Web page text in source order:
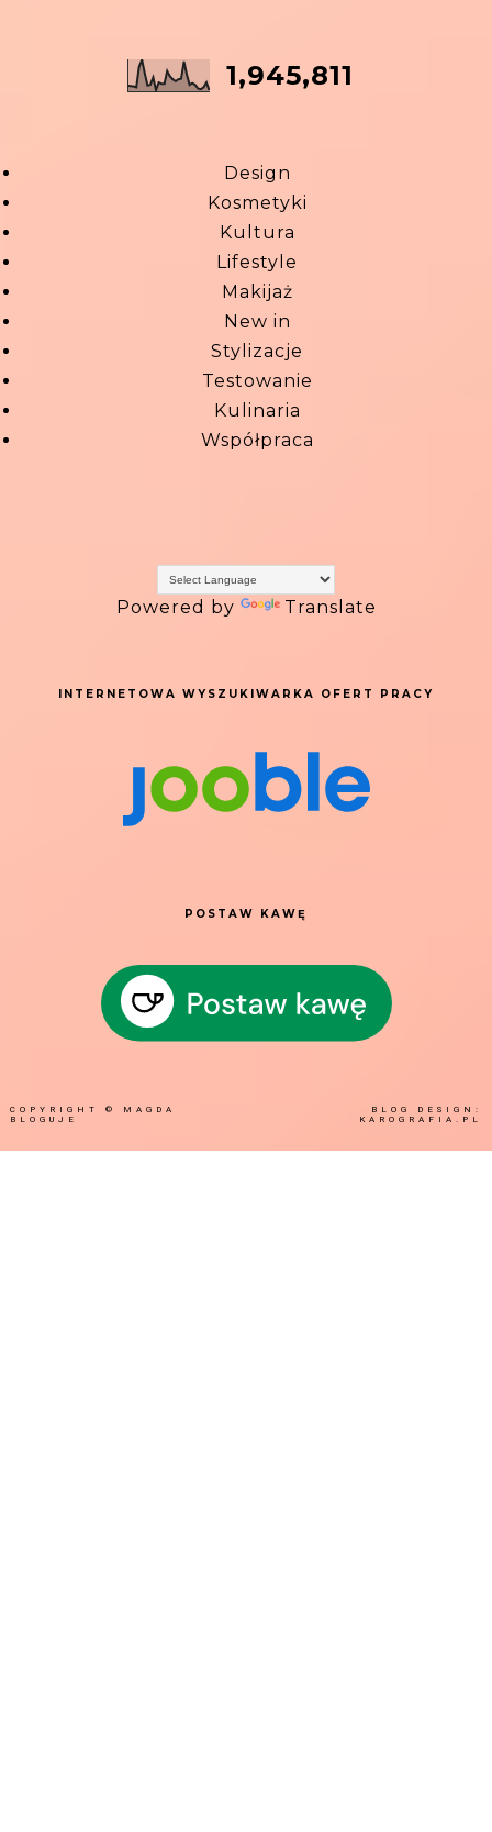
1,945,811
Design
Kosmetyki
Kultura
Lifestyle
Makijaż
New in
Stylizacje
Testowanie
Kulinaria
Współpraca
Powered by Translate
INTERNETOWA WYSZUKIWARKA OFERT PRACY
POSTAW KAWĘ
COPYRIGHT ©
MAGDA
BLOGUJE
BLOG DESIGN:
KAROGRAFIA.PL